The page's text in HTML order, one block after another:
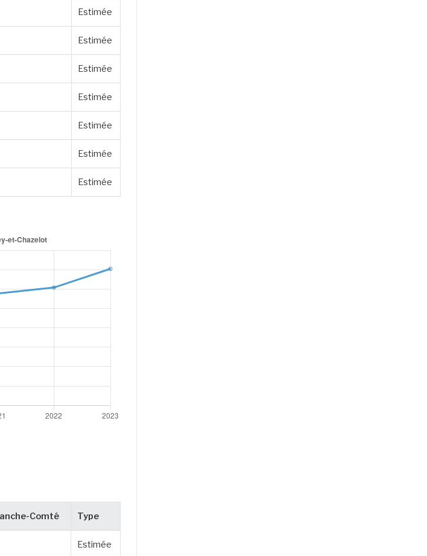
Estimée
Estimée
Estimée
Estimée
Estimée
Estimée
Estimée
Comté Type
Estimée